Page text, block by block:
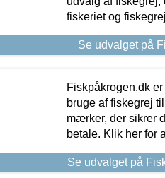
fiskeriet og
Se udvalget på
Fiskpåkrogen.dk
bruge af fiskegrej
mærker, der sikrer
betale. Klik her for
Se udvalget på